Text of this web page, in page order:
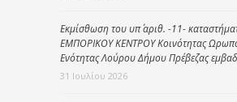
Εκμίσθωση του υπ΄ αριθ. -11-
ΕΜΠΟΡΙΚΟΥ ΚΕΝΤΡΟΥ Κοινότητας
Ενότητας Λούρου Δήμου Πρέβεζας
31 Ιουλίου 2026